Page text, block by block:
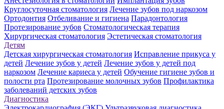
Круглосуточная стоматология Лечение зубов под наркозом
Ортодонтия Отбеливание и гигиена Парадонтология
Протезирование зубов Стоматологическая терапия
Хирургическая стоматология Эстетическая стоматология
Детям
Детская хирургическая стоматология Исправление прикуса у
детей Лечение зубов у детей Лечение зубов у детей под
наркозом Лечение кариеса у детей Обучение гигиене зубов и
полости рта Протезирование молочных зубов Профилактика
заболеваний детских зубов
Диагностика